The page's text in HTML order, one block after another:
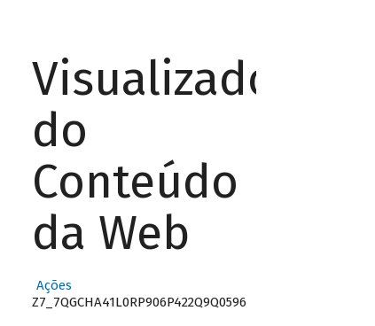
Visualizador
do
Conteúdo
da Web
Ações
Z7_7QGCHA41L0RP906P422Q9Q0596